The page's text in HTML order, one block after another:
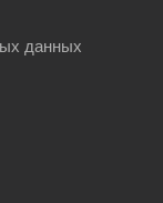
данных